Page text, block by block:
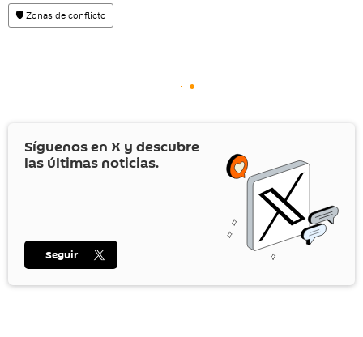
🛡️ Zonas de conflicto
Síguenos en X y descubre
las últimas noticias.
Seguir